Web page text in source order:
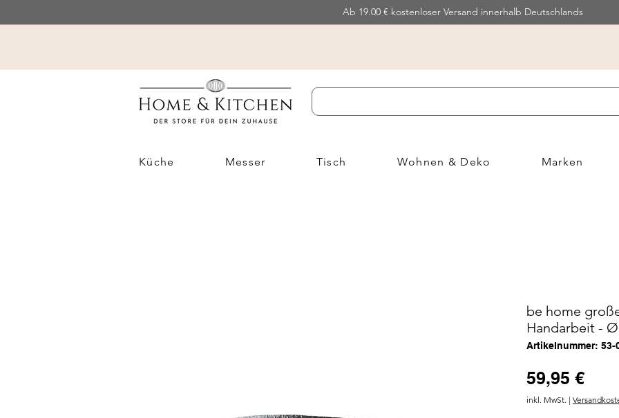
Ab 19.00 € kostenloser Versand innerhalb Deutschlands
Küche Messer Tisch Wohnen & Deko Marken
be home
Handarbeit -
Artikelnummer: 53-
59,95 €
inkl. MwSt. |